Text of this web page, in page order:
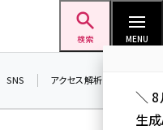
検索 MENU
SNS アクセス解析／データ分析
＼ 8
生